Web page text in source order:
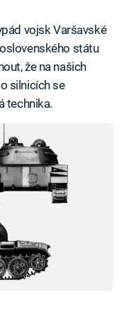
vojsk Varšavské
státu
že na našich
silnicích se
technika.